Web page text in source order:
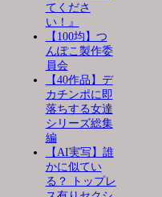
てくださ
い！』
【100均】つ
んぽこ製作委
員会
【40作品】デ
カチンポに即
落ちする女達
シリーズ総集
編
【AI実写】誰
かに似てい
る？ トップレ